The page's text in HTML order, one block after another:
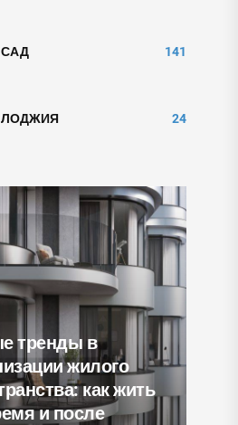
САД 141
ЛОДЖИЯ 24
СВЕТИЛЬНИКИ
15 уютнейших
гостиных с